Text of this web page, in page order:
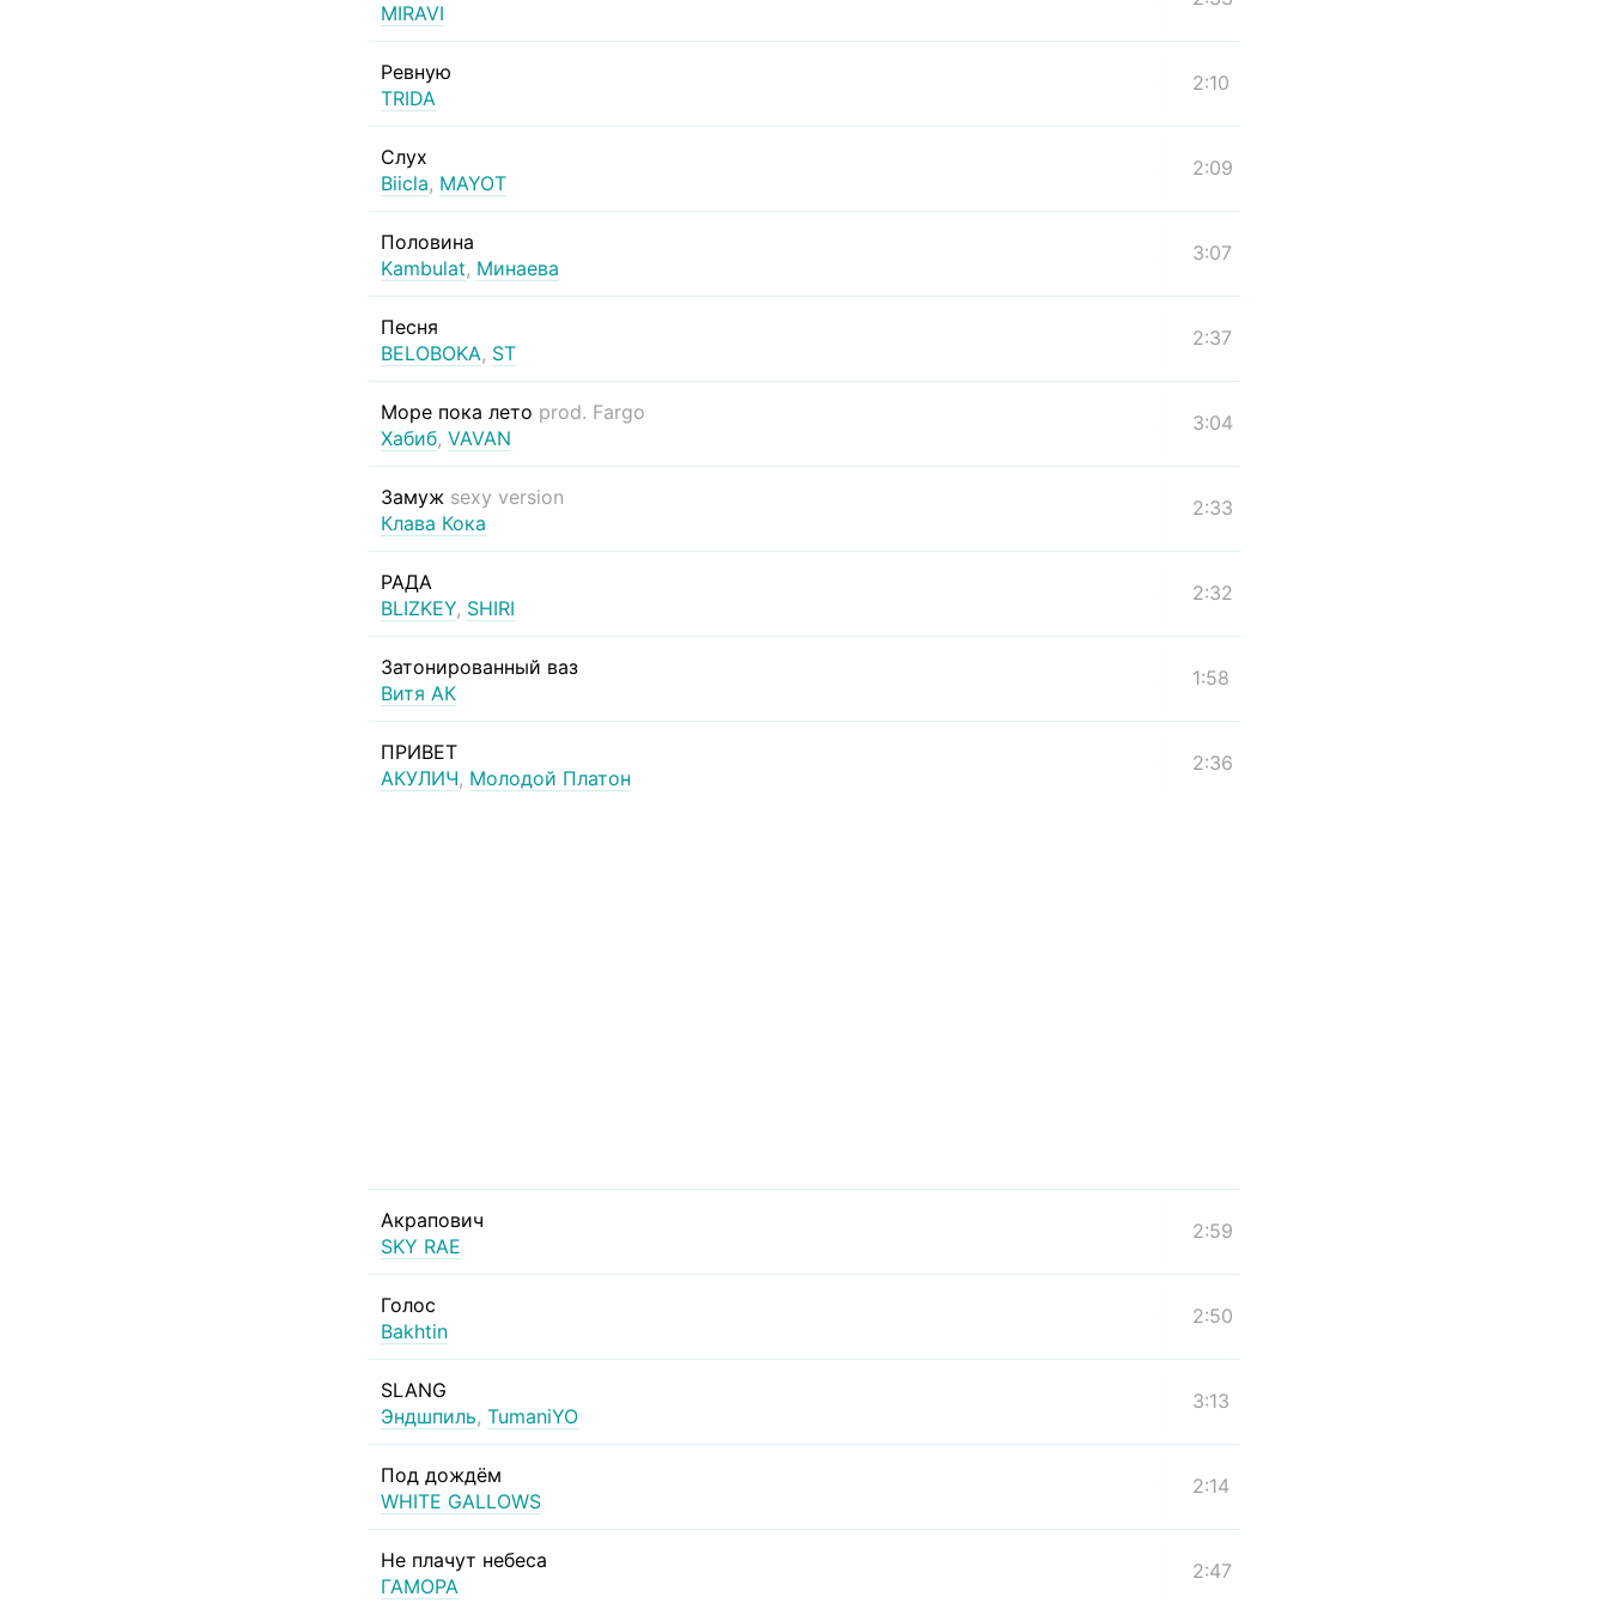
MIRAVI
Ревную
TRIDA
2:10
Слух
Biicla, MAYOT
2:09
Половина
Kambulat, Минаева
3:07
Песня
BELOBOKA, ST
2:37
Море пока лето prod. Fargo
Хабиб, VAVAN
3:04
Замуж sexy version
Клава Кока
2:33
РАДА
BLIZKEY, SHIRI
2:32
Затонированный ваз
Витя АК
1:58
ПРИВЕТ
АКУЛИЧ, Молодой Платон
2:36
Акрапович
SKY RAE
2:59
Голос
Bakhtin
2:50
SLANG
Эндшпиль, TumaniYO
3:13
Под дождём
WHITE GALLOWS
2:14
Не плачут небеса
ГАМОРА
2:47